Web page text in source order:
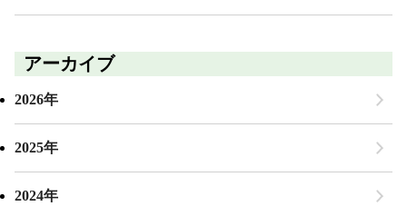
アーカイブ
2026年
2025年
2024年